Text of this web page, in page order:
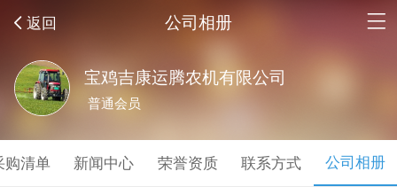
返回 公司相册
宝鸡吉康运腾农机有限公司
普通会员
购清单 新闻中心 荣誉资质 联系方式 公司相册